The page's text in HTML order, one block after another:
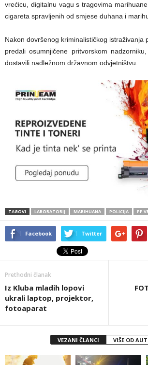
vrećicu, digitalnu vagu s tragovima
cigareta spravljenih od smjese duhana i
Nakon dovršenog kriminalističkog istraživanja
predali osumnjičene pritvorskom
dostavili nadležnom državnom odvjetništvu.
TAGOVI LABORATORIJ MARIHUANA POLICIJA PP
Facebook Twitter
Prethodni članak
Iz Kluba mladih lopovi
ukrali laptop, projektor,
fotoaparat
VEZANI ČLANCI VIŠE OD